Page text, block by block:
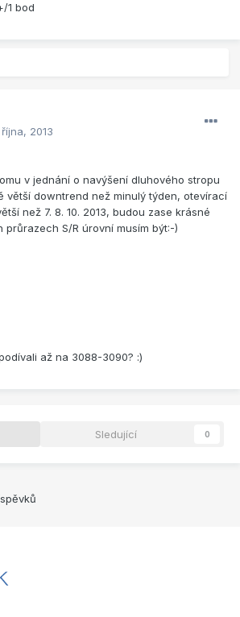
1 bod
října, 2013
v jednání o navýšení dluhového stropu
větší downtrend než minulý týden, otevírací
než 7. 8. 10. 2013, budou zase krásné
průrazech S/R úrovní musím být:-)
až na 3088-3090? :)
Sledující 0